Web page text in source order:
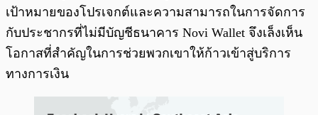
เป้าหมายของโปรเจกต์และความสามารถในการจัดการ
กับประชากรที่ไม่มีบัญชีธนาคาร Novi Wallet จึงเล็งเห็น
โอกาสที่สำคัญในการช่วยพวกเขาให้ก้าวเข้าสู่บริการ
ทางการเงิน